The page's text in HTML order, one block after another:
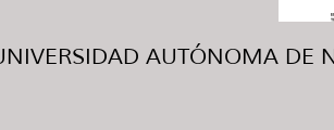
AUTÓNOMA DE